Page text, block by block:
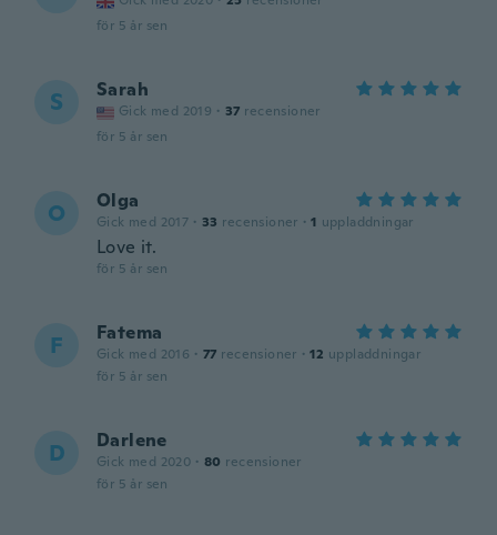
för 5 år sen
S Sarah
Gick med 2019 · 37 recensioner
för 5 år sen
O Olga
Gick med 2017 · 33 recensioner · 1 uppladdningar
Love it.
för 5 år sen
F Fatema
Gick med 2016 · 77 recensioner · 12 uppladdningar
för 5 år sen
D Darlene
Gick med 2020 · 80 recensioner
för 5 år sen